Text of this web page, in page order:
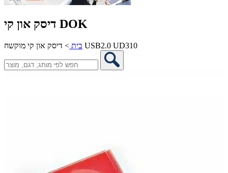
דיסק און קי DOK
בית > דיסק און קי מוקשח USB2.0 UD310